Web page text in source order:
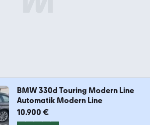
BMW 330d Touring Modern Line
Automatik Modern Line
10.900 €